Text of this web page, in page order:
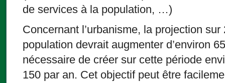
de services à la population, …)
Concernant l’urbanisme, la projection
population devrait augmenter d’environ
nécessaire de créer sur cette période
150 par an. Cet objectif peut être